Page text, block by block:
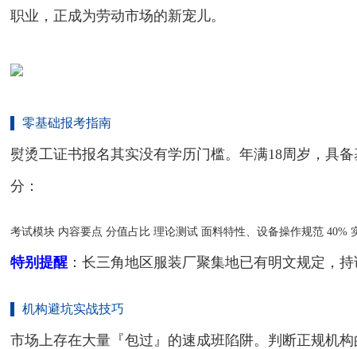
职业，正成为劳动市场的新宠儿。
零基础报考指南
熨烫工证书报名其实没有学历门槛。年满18周岁，具
分：
考试模块 内容要点 分值占比 理论测试 面料特性、设备操作规范 40%
特别提醒 ：长三角地区服装厂聚集地已有明文规定，
机构避坑实战技巧
市场上存在大量『包过』的速成班陷阱。判断正规机构